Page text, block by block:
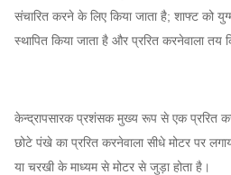
संचारित करने के लिए किया जाता है; शाफ्ट को
स्थापित किया जाता है और प्ररित करनेवाला तय
केन्द्रापसारक प्रशंसक मुख्य रूप से एक प्ररित
छोटे पंखे का प्ररित करनेवाला सीधे मोटर पर
या चरखी के माध्यम से मोटर से जुड़ा होता है।